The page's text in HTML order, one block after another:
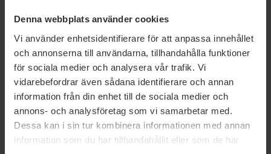
Denna webbplats använder cookies
Vi använder enhetsidentifierare för att anpassa innehållet
och annonserna till användarna, tillhandahålla funktioner
för sociala medier och analysera vår trafik. Vi
vidarebefordrar även sådana identifierare och annan
information från din enhet till de sociala medier och
annons- och analysföretag som vi samarbetar med.
Dessa kan i sin tur kombinera informationen med annan
information som du har tillhandahållit eller som de har
Köp Köp
Relaterade varor